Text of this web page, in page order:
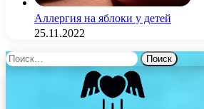
Аллергия на яблоки у детей
25.11.2022
Найти: